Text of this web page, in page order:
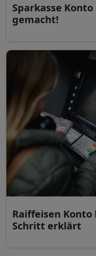
Sparkasse
gemacht!
Raiffeisen
Schritt erklärt